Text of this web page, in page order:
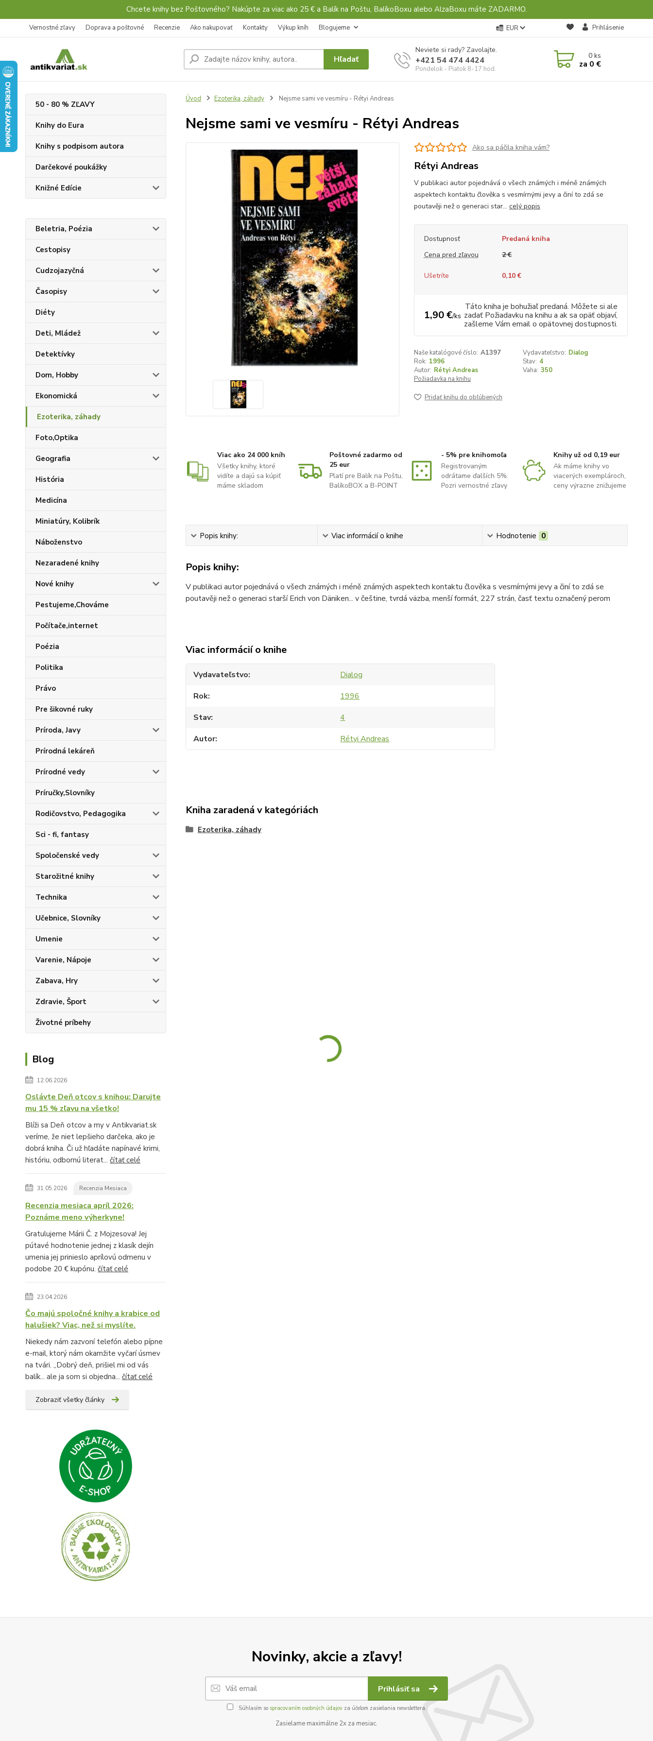
Chcete knihy bez Poštovného? Nakúpte za viac ako 25 € a Balík na Poštu, BalíkoBoxu alebo AlzaBoxu máte ZADARMO.
Vernostné zľavy Doprava a poštovné Recenzie Ako nakupovať Kontakty Výkup kníh Blogujeme EUR Prihlásenie
Hľadať
Neviete si rady? Zavolajte.
+421 54 474 4424
Pondelok - Piatok 8-17 hod.
0ks
za 0 €
50 - 80 % ZĽAVY
Knihy do Eura
Knihy s podpisom autora
Darčekové poukážky
Knižné Edície
Beletria, Poézia
Cestopisy
Cudzojazyčná
Časopisy
Diéty
Deti, Mládež
Detektívky
Dom, Hobby
Ekonomická
Ezoterika, záhady
Foto,Optika
Geografia
História
Medicína
Miniatúry, Kolibrík
Náboženstvo
Nezaradené knihy
Nové knihy
Pestujeme,Chováme
Počítače,internet
Poézia
Politika
Právo
Pre šikovné ruky
Príroda, Javy
Prírodná lekáreň
Prírodné vedy
Príručky,Slovníky
Rodičovstvo, Pedagogika
Sci - fi, fantasy
Spoločenské vedy
Starožitné knihy
Technika
Učebnice, Slovníky
Umenie
Varenie, Nápoje
Zabava, Hry
Zdravie, Šport
Životné príbehy
Blog
12.06.2026
Oslávte Deň otcov s knihou: Darujte
mu 15 % zľavu na všetko!
Blíži sa Deň otcov a my v Antikvariat.sk
veríme, že niet lepšieho darčeka, ako je
dobrá kniha. Či už hľadáte napínavé krimi,
históriu, odbornú literat... čítať celé
31.05.2026 Recenzia Mesiaca
Recenzia mesiaca apríl 2026:
Poznáme meno výherkyne!
Gratulujeme Márii Č. z Mojzesova! Jej
pútavé hodnotenie jednej z klasík dejín
umenia jej prinieslo aprílovú odmenu v
podobe 20 € kupónu. čítať celé
23.04.2026
Čo majú spoločné knihy a krabice od
halušiek? Viac, než si myslíte.
Niekedy nám zazvoní telefón alebo pípne
e-mail, ktorý nám okamžite vyčarí úsmev
na tvári. „Dobrý deň, prišiel mi od vás
balík... ale ja som si objedna... čítať celé
Zobraziť všetky články
Úvod Ezoterika, záhady Nejsme sami ve vesmíru - Rétyi Andreas
Nejsme sami ve vesmíru - Rétyi Andreas
Ako sa páčila kniha vám?
Rétyi Andreas
V publikaci autor pojednává o všech známých i méně známých
aspektech kontaktu člověka s vesmírnými jevy a činí to zdá se
poutavěji než o generaci star... celý popis
Dostupnosť
Predaná kniha
Cena pred zľavou
2 €
Ušetríte 0,10 €
1,90 €/ks
Táto kniha je bohužiaľ predaná. Môžete si ale
zadať Požiadavku na knihu a ak sa opäť objaví,
zašleme Vám email o opätovnej dostupnosti.
Naše katalógové číslo: A1397 Vydavateľstvo: Dialog
Rok: 1996 Stav: 4
Autor: Rétyi Andreas Vaha: 350
Požiadavka na knihu
Pridať knihu do obľúbených
Viac ako 24 000 kníh
Všetky knihy, ktoré
vidíte a dajú sa kúpiť
máme skladom
Poštovné zadarmo od
25 eur
Platí pre Balík na Poštu,
BalíkoBOX a B-POINT
- 5% pre knihomoľa
Registrovaným
odrátame ďalších 5%.
Pozri vernostné zľavy
Knihy už od 0,19 eur
Ak máme knihy vo
viacerých exemplároch,
ceny výrazne znižujeme
Popis knihy: Viac informácií o knihe Hodnotenie 0
Popis knihy:
V publikaci autor pojednává o všech známých i méně známých aspektech kontaktu člověka s vesmírnými jevy a činí to zdá se
poutavěji než o generaci starší Erich von Däniken... v češtine, tvrdá väzba, menší formát, 227 strán, časť textu označený perom
Viac informácií o knihe
Vydavateľstvo
Dialog
Rok
1996
Stav
4
Autor
Rétyi Andreas
Kniha zaradená v kategóriách
Ezoterika, záhady
Novinky, akcie a zľavy!
Prihlásiť sa
Súhlasím so spracovaním osobných údajovza účelom zasielania newslettera.
Zasielame maximálne 2x za mesiac.